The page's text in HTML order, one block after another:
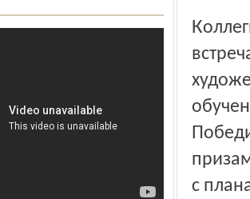
Коллеги из районных филиалов Яртелекома будут
с